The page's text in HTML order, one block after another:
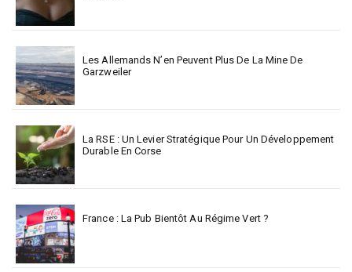
Les Allemands N’en Peuvent Plus De La Mine De
Garzweiler
La RSE : Un Levier Stratégique Pour Un Développement
Durable En Corse
France : La Pub Bientôt Au Régime Vert ?